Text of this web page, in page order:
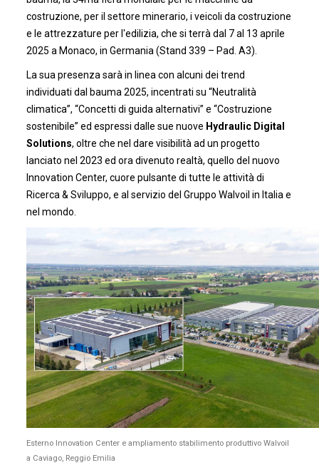
costruzione, per il settore minerario, i veicoli da costruzione
e le attrezzature per l'edilizia, che si terrà dal 7 al 13 aprile
2025 a Monaco, in Germania (Stand 339 – Pad. A3).
La sua presenza sarà in linea con alcuni dei trend
individuati dal bauma 2025, incentrati su “Neutralità
climatica”, “Concetti di guida alternativi” e “Costruzione
sostenibile” ed espressi dalle sue nuove Hydraulic Digital
Solutions, oltre che nel dare visibilità ad un progetto
lanciato nel 2023 ed ora divenuto realtà, quello del nuovo
Innovation Center, cuore pulsante di tutte le attività di
Ricerca & Sviluppo, e al servizio del Gruppo Walvoil in Italia e
nel mondo.
Esterno Innovation Center e ampliamento stabilimento produttivo Walvoil
a Caviago, Reggio Emilia